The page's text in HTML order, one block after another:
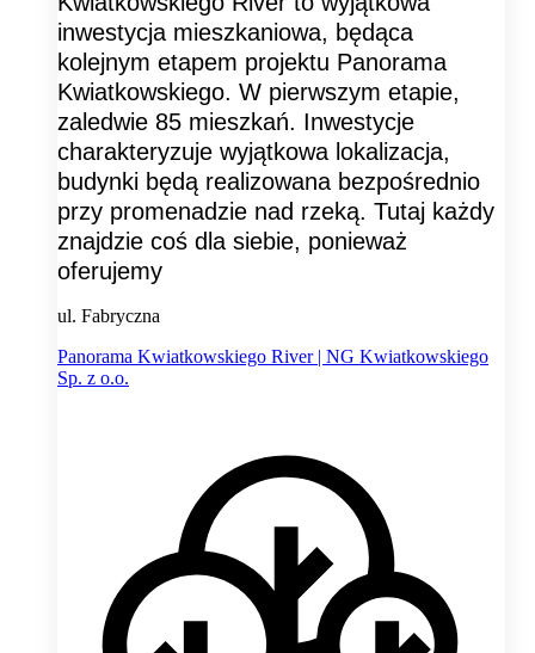
inwestycja mieszkaniowa, będąca
kolejnym etapem projektu Panorama
Kwiatkowskiego. W pierwszym etapie,
zaledwie 85 mieszkań. Inwestycje
charakteryzuje wyjątkowa lokalizacja,
budynki będą realizowana bezpośrednio
przy promenadzie nad rzeką. Tutaj każdy
znajdzie coś dla siebie, ponieważ
oferujemy
ul. Fabryczna
Panorama Kwiatkowskiego River | NG Kwiatkowskiego
Sp. z o.o.